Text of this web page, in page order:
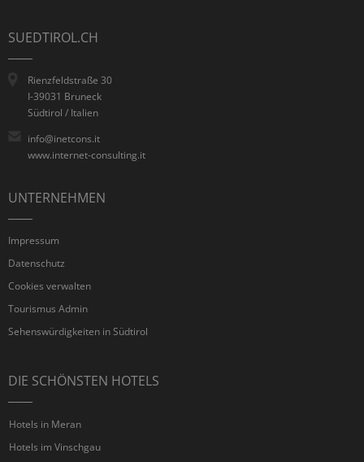
SUEDTIROL.CH
Rienzfeldstraße 30
I-39031 Bruneck
Südtirol / Italien
info@inetcons.it
www.internet-consulting.it
UNTERNEHMEN
Impressum
Datenschutz
Cookies verwalten
Tourismus Admin
Sehenswürdigkeiten in Südtirol
DIE SCHÖNSTEN HOTELS
Hotels in Meran
Hotels im Vinschgau